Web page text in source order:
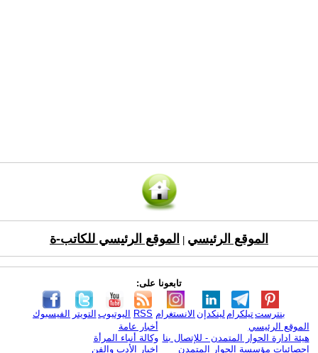
الموقع الرئيسي الموقع الرئيسي للكاتب-ة
تابعونا على:
الفيسبوك التويتر اليوتيوب RSS الانستغرام لينكدإن تيلكرامبنترست
الموقع الرئيسي
هيئة ادارة الحوار المتمدن - للإتصال بنا
إحصائيات مؤسسة الحوار المتمدن
أخبار عامة
وكالة أنباء المرأة
اخبار الأدب والفن